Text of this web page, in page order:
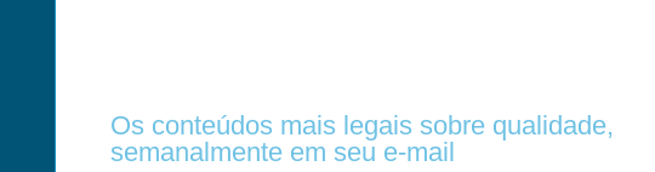
Os conteúdos mais legais sobre qualidade,
semanalmente em seu e-mail